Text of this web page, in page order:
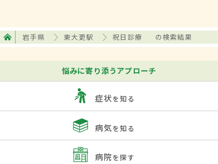
岩手県 東大更駅 祝日診療 の検索結果
悩みに寄り添うアプローチ
症状を知る
病気を知る
病院を探す